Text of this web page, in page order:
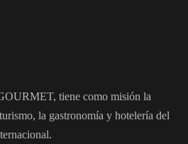
tiene como misión la
la gastronomía y hotelería del